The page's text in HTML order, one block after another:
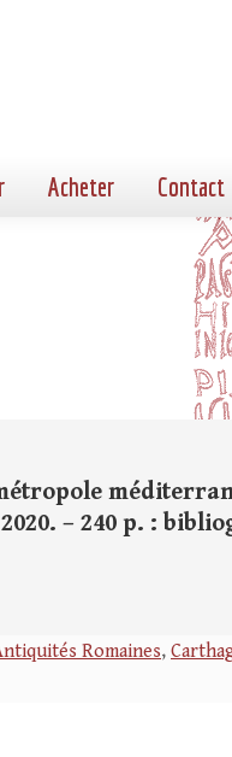
Acheter Contact
– 240 p. :
Romaines,